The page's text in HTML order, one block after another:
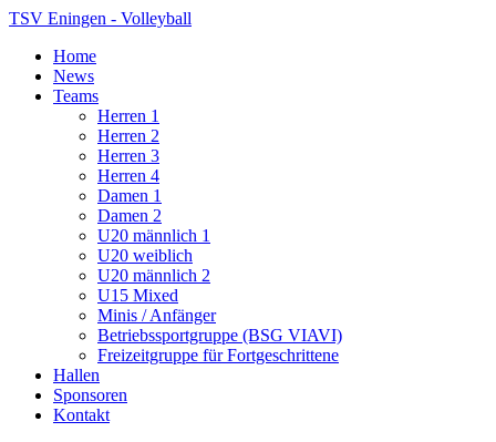
TSV Eningen - Volleyball
Home
News
Teams
Herren 1
Herren 2
Herren 3
Herren 4
Damen 1
Damen 2
U20 männlich 1
U20 weiblich
U20 männlich 2
U15 Mixed
Minis / Anfänger
Betriebssportgruppe (BSG VIAVI)
Freizeitgruppe für Fortgeschrittene
Hallen
Sponsoren
Kontakt